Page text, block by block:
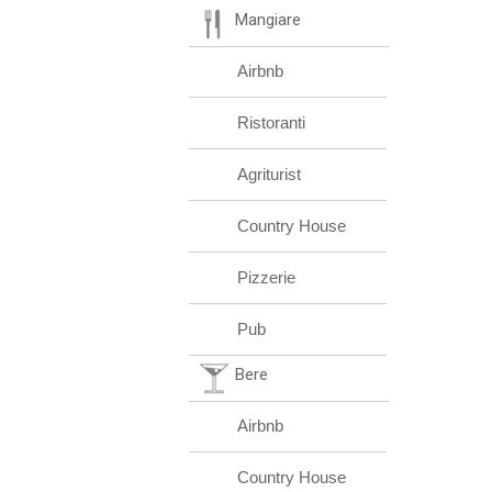
Mangiare
Airbnb
Ristoranti
Agriturist
Country House
Pizzerie
Pub
Bere
Airbnb
Country House